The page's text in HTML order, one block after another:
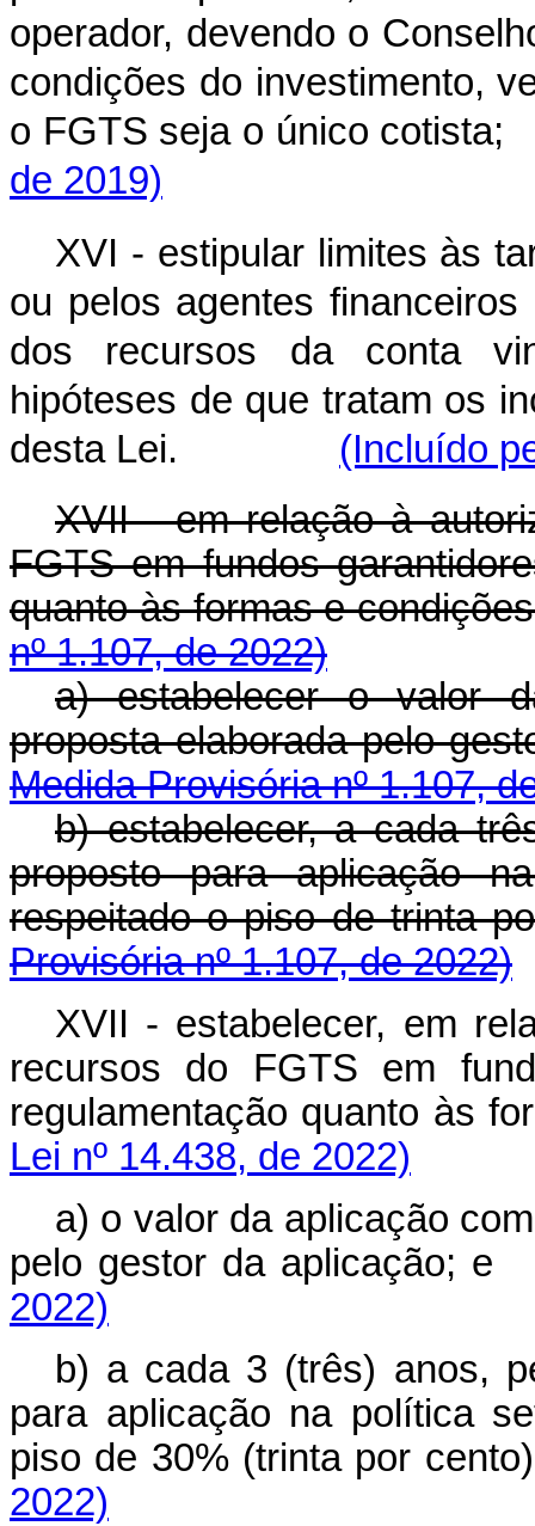
operador, devendo o
condições do investimento,
o FGTS seja o único
de 2019)
XVI - estipular limites às
ou pelos agentes
dos recursos da conta
hipóteses de que tratam os
desta Lei. (Incluído
XVII - em relação à
FGTS em fundos
quanto às formas e
nº 1.107, de 2022)
a) estabelecer o valor
proposta elaborada pelo
Medida Provisória nº 1.107,
b) estabelecer, a cada
proposto para aplicação
respeitado o piso de
Provisória nº 1.107, de 2022)
XVII - estabelecer, em
recursos do FGTS em
regulamentação quanto
Lei nº 14.438, de 2022)
a) o valor da aplicação
pelo gestor da
2022)
b) a cada 3 (três) anos,
para aplicação na política
piso de 30% (trinta por
2022)